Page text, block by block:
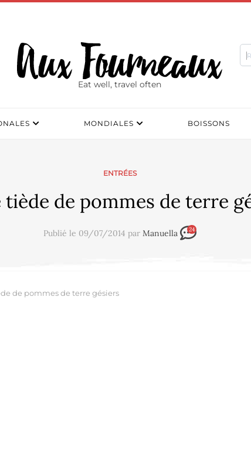
Eat well, travel often
MONDIALES BOISSONS
ENTRÉES
tiède de pommes de terre
Publié le 09/07/2014 par Manuella 24
de pommes de terre gésiers